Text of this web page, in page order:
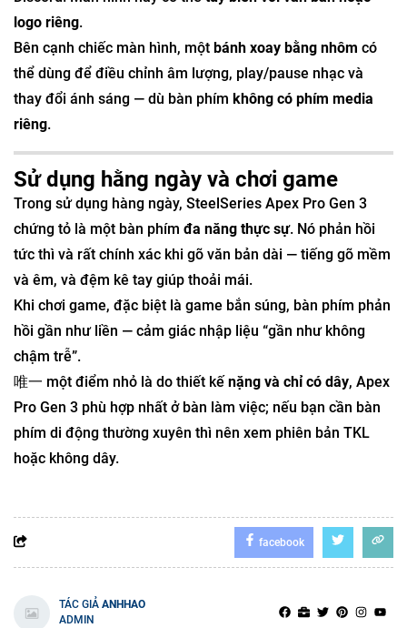
logo riêng.
Bên cạnh chiếc màn hình, một bánh xoay bằng nhôm có
thể dùng để điều chỉnh âm lượng, play/pause nhạc và
thay đổi ánh sáng — dù bàn phím không có phím media
riêng.
Sử dụng hằng ngày và chơi game
Trong sử dụng hàng ngày, SteelSeries Apex Pro Gen 3
chứng tỏ là một bàn phím đa năng thực sự. Nó phản hồi
tức thì và rất chính xác khi gõ văn bản dài — tiếng gõ mềm
và êm, và đệm kê tay giúp thoải mái.
Khi chơi game, đặc biệt là game bắn súng, bàn phím phản
hồi gần như liền — cảm giác nhập liệu “gần như không
chậm trễ”.
唯一 một điểm nhỏ là do thiết kếnặng và chỉ có dây, Apex
Pro Gen 3 phù hợp nhất ở bàn làm việc; nếu bạn cần bàn
phím di động thường xuyên thì nên xem phiên bản TKL
hoặc không dây.
facebook
TÁC GIẢ ANHHAO
ADMIN